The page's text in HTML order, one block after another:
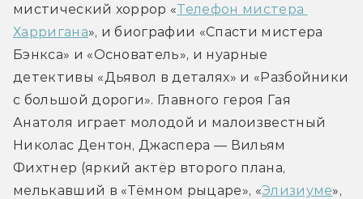
мистический хоррор «Телефон мистера
Харригана», и биографии «Спасти мистера
Бэнкса» и «Основатель», и нуарные
детективы «Дьявол в деталях» и «Разбойники
с большой дороги». Главного героя Гая
Анатоля играет молодой и малоизвестный
Николас Дентон, Джаспера — Вильям
Фихтнер (яркий актёр второго плана,
мелькавший в «Тёмном рыцаре», «Элизиуме»,